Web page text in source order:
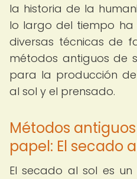
la historia de la
lo largo del tiempo
diversas técnicas de
métodos antiguos de
para la producción
al sol y el prensado.
Métodos
papel: El secado
El secado al sol es